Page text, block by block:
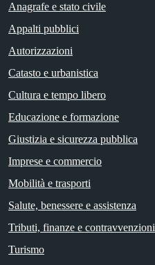
Anagrafe e stato civile
Appalti pubblici
Autorizzazioni
Catasto e urbanistica
Cultura e tempo libero
Educazione e formazione
Giustizia e sicurezza pubblica
Imprese e commercio
Mobilità e trasporti
Salute, benessere e assistenza
Tributi, finanze e contravvenzioni
Turismo